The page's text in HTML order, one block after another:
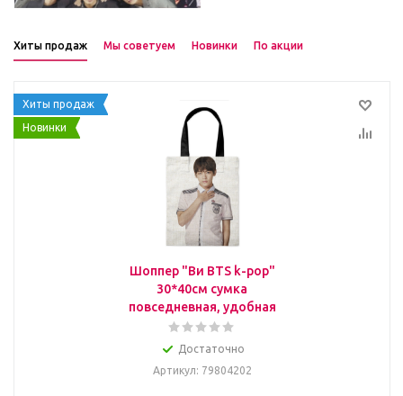
Хиты продаж Мы советуем Новинки По акции
Хиты продаж
Новинки
Шоппер "Ви BTS k-pop"
30*40см сумка
повседневная, удобная
Достаточно
Артикул: 79804202